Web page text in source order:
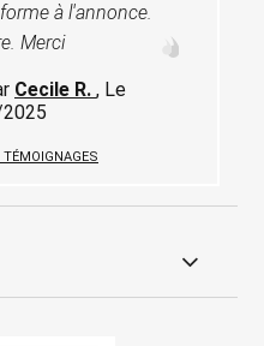
à l'annonce.
Merci
Cecile R. , Le